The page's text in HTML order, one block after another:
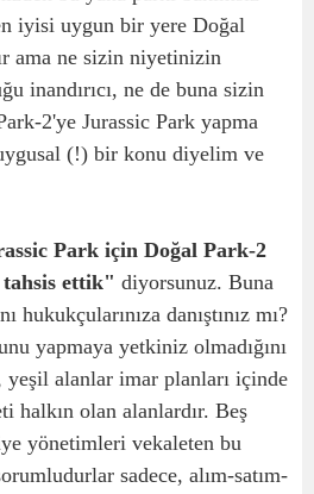
iyisi uygun bir yere Doğal
ama ne sizin niyetinizin
inandırıcı, ne de buna sizin
2'ye Jurassic Park yapma
(!) bir konu diyelim ve
Park için Doğal Park-2
ettik" diyorsunuz. Buna
hukukçularınıza danıştınız mı?
yapmaya yetkiniz olmadığını
alanlar imar planları içinde
halkın olan alanlardır. Beş
yönetimleri vekaleten bu
sadece, alım-satım-